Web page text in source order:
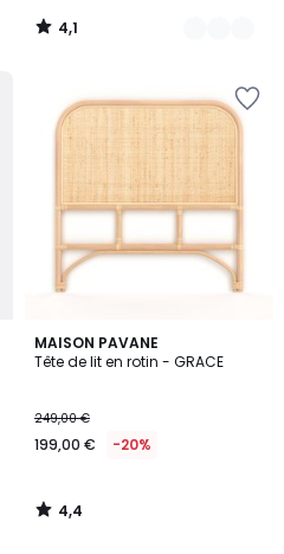
4,1
/
MAISON PAVANE
Tête de lit en rotin - GRACE
249,00 €
199,00 € -20%
4,4
/ 5
4,4
/